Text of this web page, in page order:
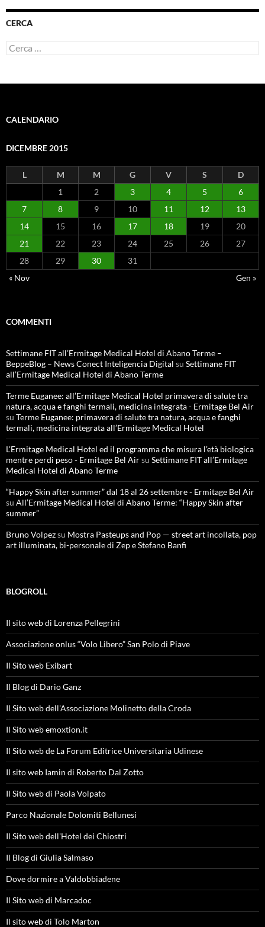
CERCA
Ricerca
per:
CALENDARIO
DICEMBRE 2015
L M M G V S
D
1
2 3 4 5
6
7
8 9 10 11 12
13
14
15 16 17 18 19
20
21
22 23 24 25 26
27
28
29 30
31
« Nov
Gen »
COMMENTI
Settimane FIT all’Ermitage Medical Hotel di Abano Terme –
BeppeBlog – News Conect Inteligencia Digital su Settimane FIT
all’Ermitage Medical Hotel di Abano Terme
Terme Euganee: all’Ermitage Medical Hotel primavera di salute tra
natura, acqua e fanghi termali, medicina integrata - Ermitage Bel Air
su Terme Euganee: primavera di salute tra natura, acqua e fanghi
termali, medicina integrata all’Ermitage Medical Hotel
L'Ermitage Medical Hotel ed il programma che misura l’età biologica
mentre perdi peso - Ermitage Bel Airsu Settimane FIT all’Ermitage
Medical Hotel di Abano Terme
“Happy Skin after summer” dal 18 al 26 settembre - Ermitage Bel Air
su All’Ermitage Medical Hotel di Abano Terme: “Happy Skin after
summer”
Bruno Volpezsu Mostra Pasteups and Pop — street art incollata, pop
art illuminata, bi-personale di Zep e Stefano Banfi
BLOGROLL
Il sito web di Lorenza Pellegrini
Associazione onlus “Volo Libero” San Polo di Piave
Il Sito web Exibart
Il Blog di Dario Ganz
Il Sito web dell'Associazione Molinetto della Croda
Il Sito web emoxtion.it
Il Sito web de La Forum Editrice Universitaria Udinese
Il sito web Iamin di Roberto Dal Zotto
Il Sito web di Paola Volpato
Parco Nazionale Dolomiti Bellunesi
Il Sito web dell'Hotel dei Chiostri
Il Blog di Giulia Salmaso
Dove dormire a Valdobbiadene
Il Sito web di Marcadoc
Il sito web di Tolo Marton